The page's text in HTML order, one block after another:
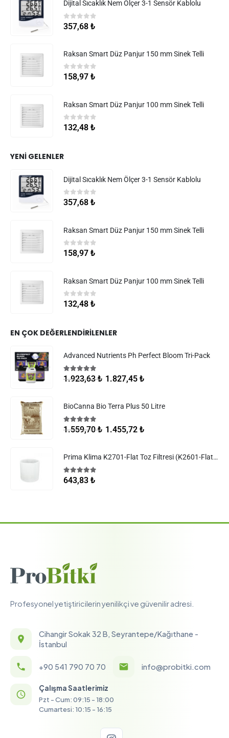
Dijital Sıcaklık Nem Ölçer 3-1 Sensör Kablolu
05 üzerinden
357,68 ₺
Raksan Smart Düz Panjur 150 mm Sinek Telli
0 5 üzerinden
158,97 ₺
Raksan Smart Düz Panjur 100 mm Sinek Telli
05 üzerinden
132,48 ₺
YENI GELENLER
Dijital Sıcaklık Nem Ölçer 3-1 Sensör Kablolu
05 üzerinden
357,68 ₺
Raksan Smart Düz Panjur 150 mm Sinek Telli
0 5 üzerinden
158,97 ₺
Raksan Smart Düz Panjur 100 mm Sinek Telli
05 üzerinden
132,48 ₺
EN ÇOK DEĞERLENDIRILENLER
Advanced Nutrients Ph Perfect Bloom Tri-Pack
5.005 üzerinden
1.923,63₺ 1.827,45 ₺
BioCanna Bio Terra Plus 50 Litre
5.005 üzerinden
1.559,70₺ 1.455,72 ₺
Prima Klima K2701-Flat Toz Filtresi (K2601-Flat Filtreler)
5.00 5 üzerinden
643,83 ₺
Profesyonel yetiştiricilerin yenilikçi ve güvenilir adresi.
Cihangir Sokak 32 B, Seyrantepe/Kağıthane -
İstanbul
+90 541 790 70 70 info@probitki.com
Çalışma Saatlerimiz
Pzt - Cum: 09:15 - 18:00
Cumartesi: 10:15 - 16:15